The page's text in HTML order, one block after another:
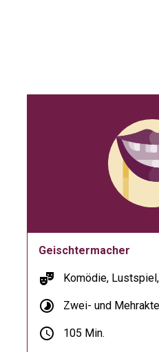
Geischtermacher
theater_comedy Komödie,
timelapse Zwei- und
schedule 105 Min.